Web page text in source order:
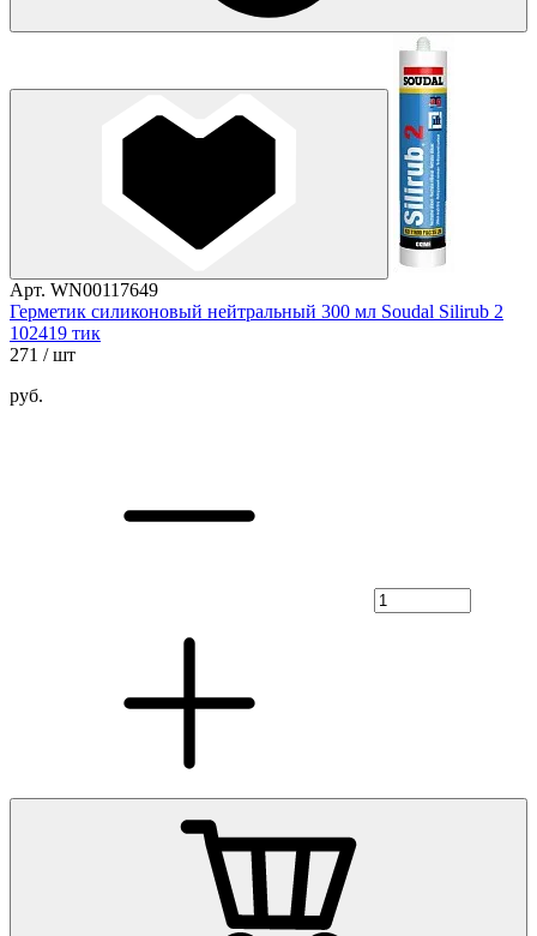
Арт. WN00117649
Герметик силиконовый нейтральный 300 мл Soudal Silirub 2
102419 тик
271 / шт
руб.